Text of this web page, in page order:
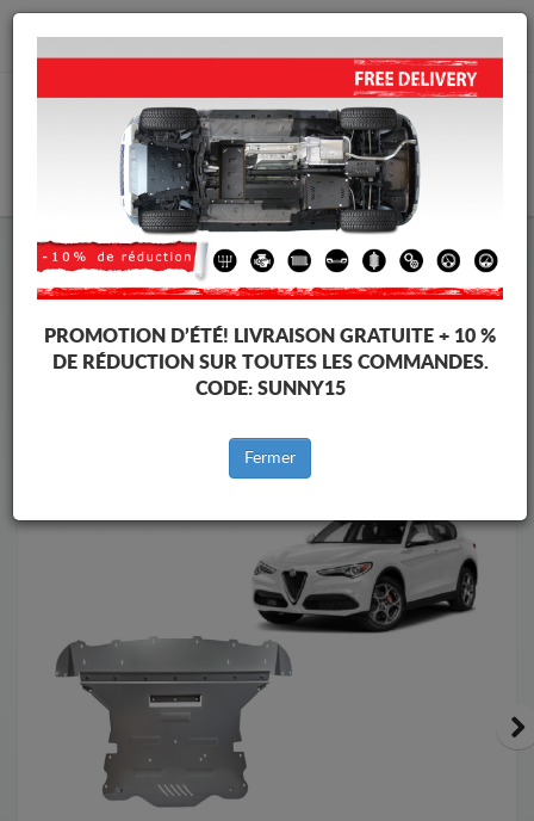
info@cachesousmoteur.fr
Cache Sous Moteur Alfa Romeo
Cache Sous Moteur Alfa Romeo Stelvio
Marques
PROMOTION D’ÉTÉ! LIVRAISON GRATUITE + 10 %
DE RÉDUCTION SUR TOUTES LES COMMANDES.
CODE: SUNNY15
Fermer